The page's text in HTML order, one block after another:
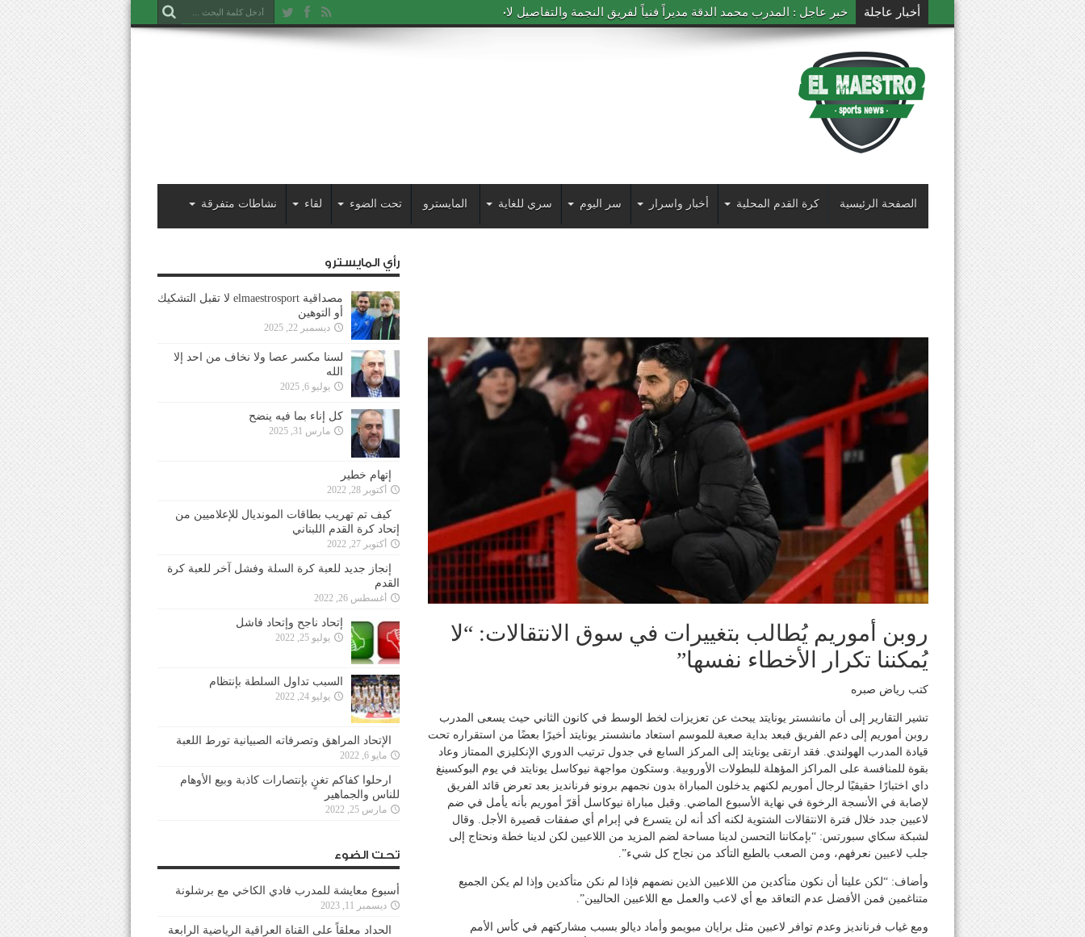
أخبار عاجلة خبر عاجل : المدرب محمد الدقة مديراً فنياً لفريق النجمة والتفاصيل لاحقاً
الصفحة الرئيسية كرة القدم المحلية أخبار واسرار سر اليوم سري للغاية المايسترو تحت الضوء لقاء نشاطات متفرقة
روبن أموريم يُطالب بتغييرات في سوق الانتقالات: “لا
يُمكننا تكرار الأخطاء نفسها”
كتب رياض صبره
تشير التقارير إلى أن مانشستر يونايتد يبحث عن تعزيزات لخط الوسط في كانون الثاني حيث يسعى المدرب
روبن أموريم إلى دعم الفريق فبعد بداية صعبة للموسم استعاد مانشستر يونايتد أخيرًا بعضًا من استقراره تحت
قيادة المدرب الهولندي. فقد ارتقى يونايتد إلى المركز السابع في جدول ترتيب الدوري الإنكليزي الممتاز وعاد
بقوة للمنافسة على المراكز المؤهلة للبطولات الأوروبية. وستكون مواجهة نيوكاسل يونايتد في يوم البوكسينغ
داي اختبارًا حقيقيًا لرجال أموريم لكنهم يدخلون المباراة بدون نجمهم برونو فرنانديز بعد تعرض قائد الفريق
لإصابة في الأنسجة الرخوة في نهاية الأسبوع الماضي. وقبل مباراة نيوكاسل أقرّ أموريم بأنه يأمل في ضم
لاعبين جدد خلال فترة الانتقالات الشتوية لكنه أكد أنه لن يتسرع في إبرام أي صفقات قصيرة الأجل. وقال
لشبكة سكاي سبورتس: “بإمكاننا التحسن لدينا مساحة لضم المزيد من اللاعبين لكن لدينا خطة ونحتاج إلى
جلب لاعبين نعرفهم، ومن الصعب بالطبع التأكد من نجاح كل شيء”.
وأضاف: “لكن علينا أن نكون متأكدين من اللاعبين الذين نضمهم فإذا لم نكن متأكدين وإذا لم يكن الجميع
متناغمين فمن الأفضل عدم التعاقد مع أي لاعب والعمل مع اللاعبين الحاليين”.
ومع غياب فرنانديز وعدم توافر لاعبين مثل برايان مبويمو وأماد ديالو بسبب مشاركتهم في كأس الأمم
رأي المايسترو
مصداقية elmaestrosport لا تقبل التشكيك
أو التوهين
ديسمبر 22, 2025
لسنا مكسر عصا ولا نخاف من احد إلا
الله
يوليو 6, 2025
كل إناء بما فيه ينضح
مارس 31, 2025
إتهام خطير
أكتوبر 28, 2022
كيف تم تهريب بطاقات المونديال للإعلاميين من
إتحاد كرة القدم اللبناني
أكتوبر 27, 2022
إنجاز جديد للعبة كرة السلة وفشل آخر للعبة كرة
القدم
أغسطس 26, 2022
إتحاد ناجح وإتحاد فاشل
يوليو 25, 2022
السبب تداول السلطة بإنتظام
يوليو 24, 2022
الإتحاد المراهق وتصرفاته الصبيانية تورط اللعبة
مايو 6, 2022
ارحلوا كفاكم تغنٍ بإنتصارات كاذبة وبيع الأوهام
للناس والجماهير
مارس 25, 2022
تحت الضوء
أسبوع معايشة للمدرب فادي الكاخي مع برشلونة
ديسمبر 11, 2023
الحداد معلقاً على القناة العراقية الرياضية الرابعة